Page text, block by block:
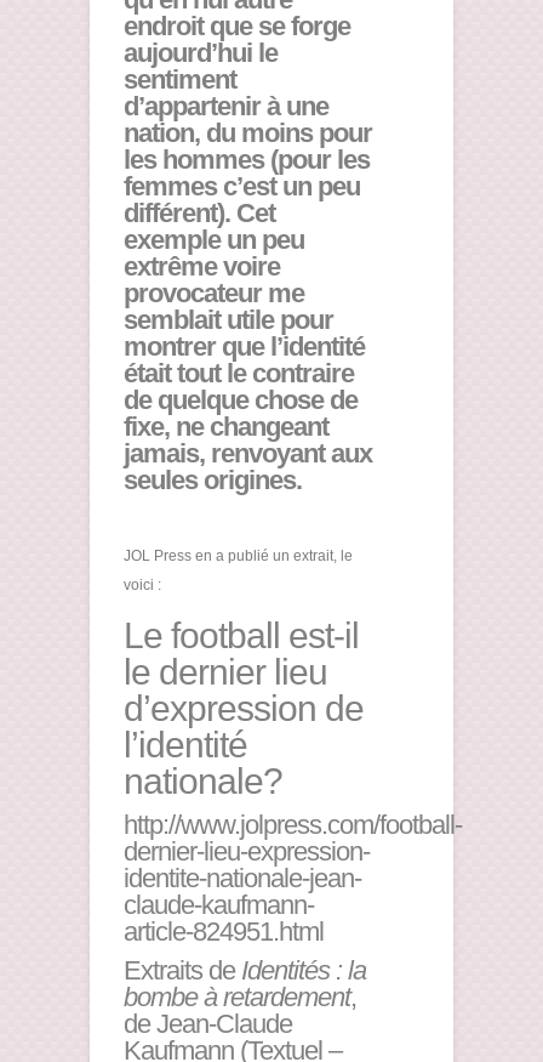
endroit que se forge
aujourd’hui le
sentiment
d’appartenir à une
nation, du moins pour
les hommes (pour les
femmes c’est un peu
différent). Cet
exemple un peu
extrême voire
provocateur me
semblait utile pour
montrer que l’identité
était tout le contraire
de quelque chose de
fixe, ne changeant
jamais, renvoyant aux
seules origines.
JOL Press en a publié un extrait, le
voici :
Le football est-il
le dernier lieu
d’expression de
l’identité
nationale?
http://www.jolpress.com/football-
dernier-lieu-expression-
identite-nationale-jean-
claude-kaufmann-
article-824951.html
Extraits de Identités : la
bombe à retardement,
de Jean-Claude
Kaufmann (Textuel –